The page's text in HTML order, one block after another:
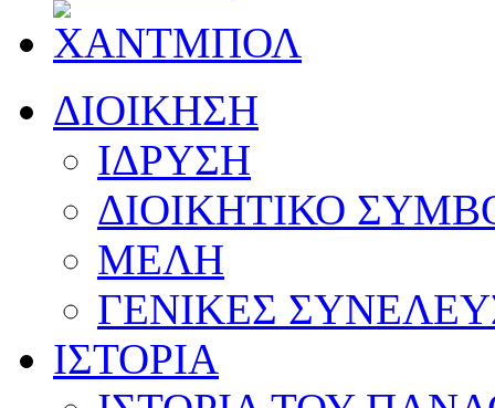
ΔΙΟΙΚΗΣΗ
ΙΔΡΥΣΗ
ΔΙΟΙΚΗΤΙΚΟ
ΜΕΛΗ
ΓΕΝΙΚΕΣ
ΙΣΤΟΡΙΑ